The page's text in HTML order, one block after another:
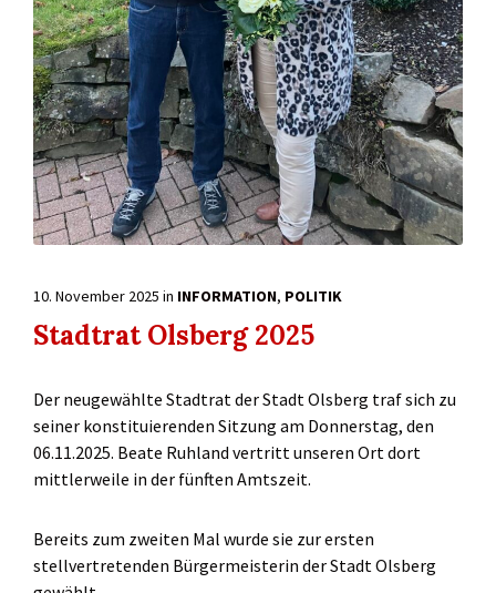
10. November 2025 in INFORMATION, POLITIK
Stadtrat Olsberg 2025
Der neugewählte Stadtrat der Stadt Olsberg traf sich zu
seiner konstituierenden Sitzung am Donnerstag, den
06.11.2025. Beate Ruhland vertritt unseren Ort dort
mittlerweile in der fünften Amtszeit.
Bereits zum zweiten Mal wurde sie zur ersten
stellvertretenden Bürgermeisterin der Stadt Olsberg